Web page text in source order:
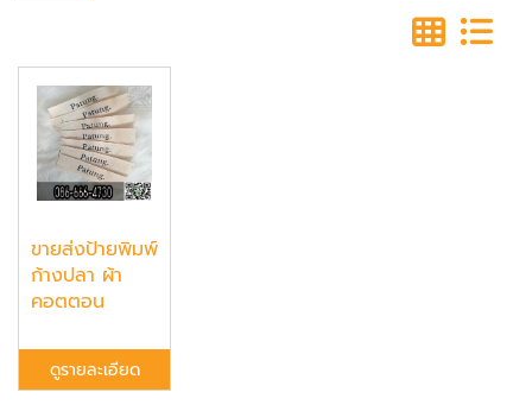
ขายส่งป้ายพิมพ์
ก้างปลา ผ้า
คอตตอน
ดูรายละเอียด